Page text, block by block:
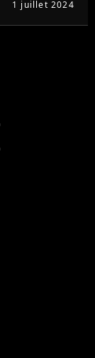
1 juillet 2024